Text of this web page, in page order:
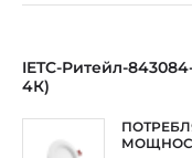
IETC-Ритейл-
4К)